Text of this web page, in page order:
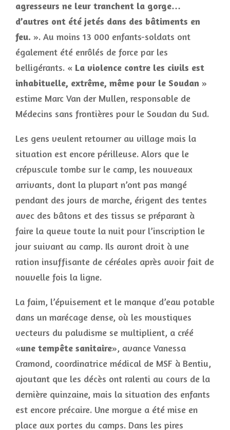
agresseurs ne leur tranchent la gorge…
d’autres ont été jetés dans des bâtiments en
feu. ». Au moins 13 000 enfants-soldats ont
également été enrôlés de force par les
belligérants. « La violence contre les civils est
inhabituelle, extrême, même pour le Soudan »
estime Marc Van der Mullen, responsable de
Médecins sans frontières pour le Soudan du Sud.
Les gens veulent retourner au village mais la
situation est encore périlleuse. Alors que le
crépuscule tombe sur le camp, les nouveaux
arrivants, dont la plupart n’ont pas mangé
pendant des jours de marche, érigent des tentes
avec des bâtons et des tissus se préparant à
faire la queue toute la nuit pour l’inscription le
jour suivant au camp. Ils auront droit à une
ration insuffisante de céréales après avoir fait de
nouvelle fois la ligne.
La faim, l’épuisement et le manque d’eau potable
dans un marécage dense, où les moustiques
vecteurs du paludisme se multiplient, a créé
«une tempête sanitaire», avance Vanessa
Cramond, coordinatrice médical de MSF à Bentiu,
ajoutant que les décès ont ralenti au cours de la
dernière quinzaine, mais la situation des enfants
est encore précaire. Une morgue a été mise en
place aux portes du camps. Dans les pires